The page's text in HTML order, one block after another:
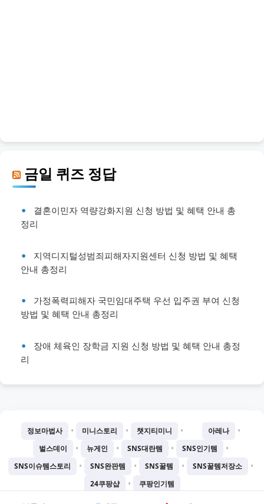
금일 퀴즈 정답
결혼이민자 역량강화지원 신청 방법 및 혜택 안내 총
정리
지역디지털성범죄피해자지원센터 신청 방법 및 혜택
안내 총정리
가정폭력피해자 국민임대주택 우선 입주권 부여 신청
방법 및 혜택 안내 총정리
장애 체육인 장학금 지원 신청 방법 및 혜택 안내 총정
리
정보마법사 • 미니스토리 • 챗지티미니 • 아레나 •
벌스데이 • 뉴게인 • SNS대란템 • SNS인기템 •
SNS이슈템스토리 • SNS완판템 • SNS꿀템 • SNS꿀템저장소 •
24쿠팡샵 • 쿠팡인기템